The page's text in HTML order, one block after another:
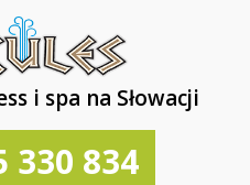
i spa na Słowacji
330 834